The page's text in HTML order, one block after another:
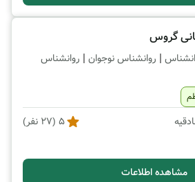
گروس
| روانشناس نوجوان | روانشناس
5
(
27 نفر)
مشاهده اطلاعات